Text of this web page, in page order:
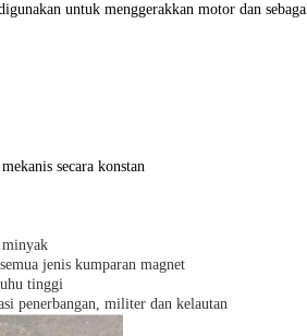
untuk menggerakkan motor dan
secara konstan
minyak
jenis kumparan magnet
tinggi
penerbangan, militer dan kelautan